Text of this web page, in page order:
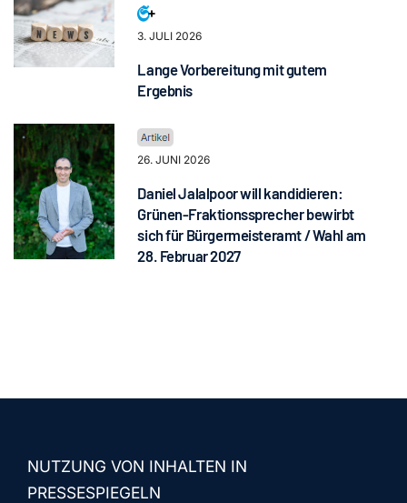
3. JULI 2026
Lange Vorbereitung mit gutem
Ergebnis
26. JUNI 2026
Daniel Jalalpoor will kandidieren:
Grünen-Fraktionssprecher bewirbt
sich für Bürgermeisteramt / Wahl am
28. Februar 2027
NUTZUNG VON INHALTEN IN
PRESSESPIEGELN